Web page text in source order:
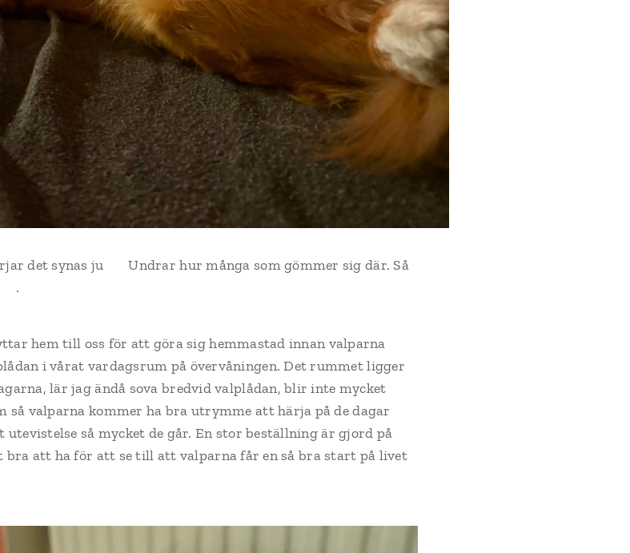
det synas ju 😍 Undrar hur många som gömmer sig där. Så
hem till oss för att göra sig hemmastad innan valparna
i vårat vardagsrum på övervåningen. Det rummet ligger
lär jag ändå sova bredvid valplådan, blir inte mycket
valparna kommer ha bra utrymme att härja på de dagar
så mycket de går. En stor beställning är gjord på
bra att ha för att se till att valparna får en så bra start på livet